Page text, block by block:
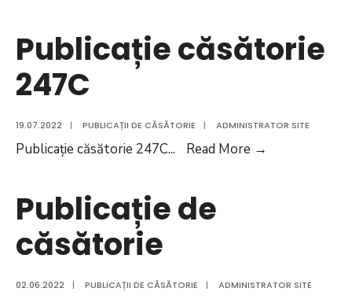
Publicație căsătorie
247C
19.07.2022 | PUBLICAȚII DE CĂSĂTORIE | ADMINISTRATOR SITE
Publicație căsătorie 247C... Read More →
Publicație de
căsătorie
02.06.2022 | PUBLICAȚII DE CĂSĂTORIE | ADMINISTRATOR SITE